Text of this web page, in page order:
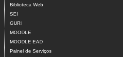
Biblioteca Web
SEI
GURI
MOODLE
MOODLE EAD
Painel de Serviços